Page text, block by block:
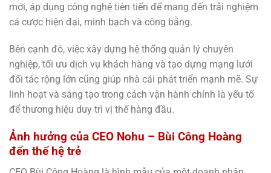
mới, áp dụng công nghệ tiên tiến để mang đến trải nghiệm
cá cược hiện đại, minh bạch và công bằng.
Bên cạnh đó, việc xây dựng hệ thống quản lý chuyên
nghiệp, tối ưu dịch vụ khách hàng và tạo dựng mạng lưới
đối tác rộng lớn cũng giúp nhà cái phát triển mạnh mẽ. Sự
linh hoạt và sáng tạo trong cách vận hành chính là yếu tố
để thương hiệu duy trì vị thế hàng đầu.
Ảnh hưởng của CEO Nohu – Bùi Công Hoàng
đến thế hệ trẻ